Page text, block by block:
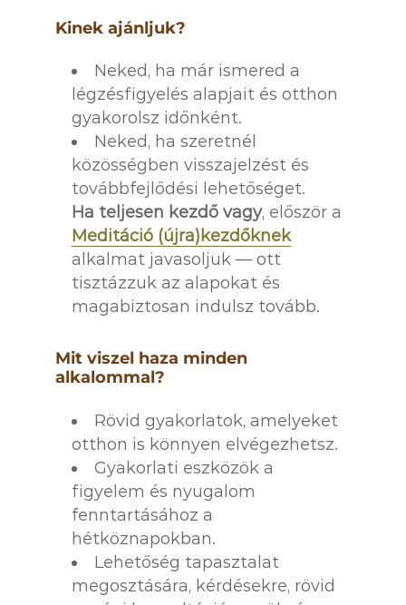
Kinek ajánljuk?
Neked, ha már ismered a
légzésfigyelés alapjait és otthon
gyakorolsz időnként.
Neked, ha szeretnél
közösségben visszajelzést és
továbbfejlődési lehetőséget.
Ha teljesen kezdő vagy, először a
Meditáció (újra)kezdőknek
alkalmat javasoljuk — ott
tisztázzuk az alapokat és
magabiztosan indulsz tovább.
Mit viszel haza minden
alkalommal?
Rövid gyakorlatok, amelyeket
otthon is könnyen elvégezhetsz.
Gyakorlati eszközök a
figyelem és nyugalom
fenntartásához a
hétköznapokban.
Lehetőség tapasztalat
megosztására, kérdésekre, rövid